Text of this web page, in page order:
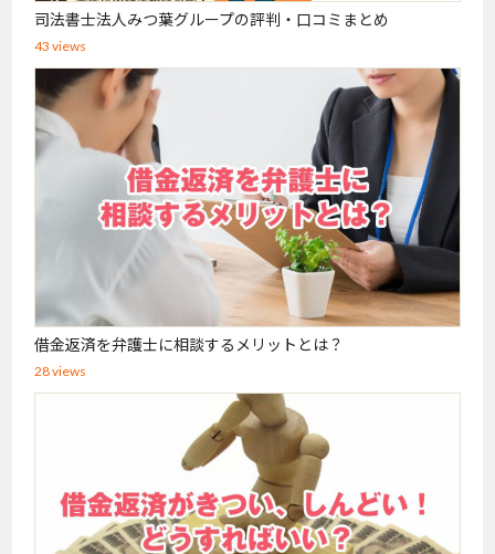
司法書士法人みつ葉グループの評判・口コミまとめ
43 views
借金返済を弁護士に相談するメリットとは？
28 views